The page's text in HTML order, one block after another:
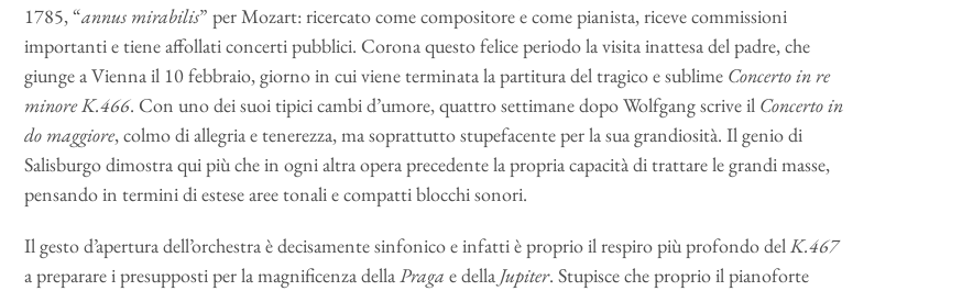
1785, “annus mirabilis” per Mozart: ricercato come compositore e come pianista, riceve commissioni
importanti e tiene affollati concerti pubblici. Corona questo felice periodo la visita inattesa del padre, che
giunge a Vienna il 10 febbraio, giorno in cui viene terminata la partitura del tragico e sublime Concerto in re
minore K.466. Con uno dei suoi tipici cambi d’umore, quattro settimane dopo Wolfgang scrive il Concerto in
do maggiore, colmo di allegria e tenerezza, ma soprattutto stupefacente per la sua grandiosità. Il genio di
Salisburgo dimostra qui più che in ogni altra opera precedente la propria capacità di trattare le grandi masse,
pensando in termini di estese aree tonali e compatti blocchi sonori.
Il gesto d’apertura dell’orchestra è decisamente sinfonico e infatti è proprio il respiro più profondo delK.467
a preparare i presupposti per la magnificenza dellaPraga e della Jupiter. Stupisce che proprio il pianoforte